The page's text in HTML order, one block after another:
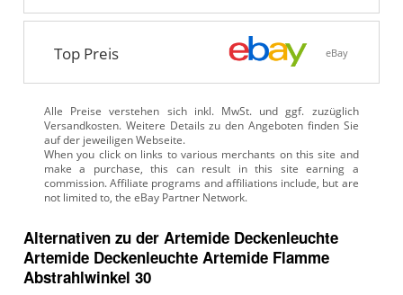
Top Preis eBay
Alle Preise verstehen sich inkl. MwSt. und ggf. zuzüglich
Versandkosten. Weitere Details zu den Angeboten finden Sie
auf der jeweiligen Webseite.
Alternativen zu der Artemide Deckenleuchte
Artemide Deckenleuchte Artemide Flamme
Abstrahlwinkel 30